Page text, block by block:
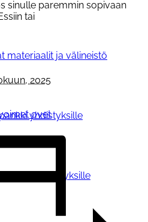
materiaalit ja välineistö
yhdistyksille
yhdistyksille
sinulle paremmin sopivaan
tai
2025
ovet